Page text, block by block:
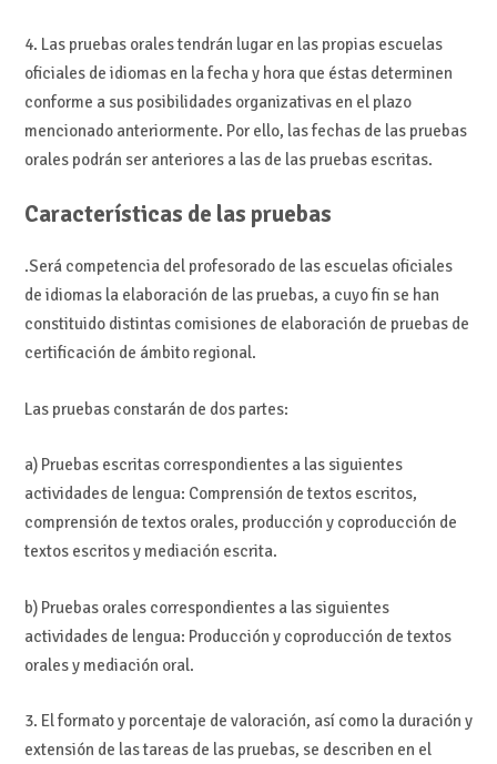
4. Las pruebas orales tendrán lugar en las propias escuelas
oficiales de idiomas en la fecha y hora que éstas determinen
conforme a sus posibilidades organizativas en el plazo
mencionado anteriormente. Por ello, las fechas de las pruebas
orales podrán ser anteriores a las de las pruebas escritas.
Características de las pruebas
.Será competencia del profesorado de las escuelas oficiales
de idiomas la elaboración de las pruebas, a cuyo fin se han
constituido distintas comisiones de elaboración de pruebas de
certificación de ámbito regional.
Las pruebas constarán de dos partes:
a) Pruebas escritas correspondientes a las siguientes
actividades de lengua: Comprensión de textos escritos,
comprensión de textos orales, producción y coproducción de
textos escritos y mediación escrita.
b) Pruebas orales correspondientes a las siguientes
actividades de lengua: Producción y coproducción de textos
orales y mediación oral.
3. El formato y porcentaje de valoración, así como la duración y
extensión de las tareas de las pruebas, se describen en el